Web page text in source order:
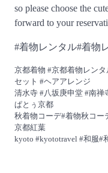
so please choose the
forward to your
#着物レンタル#着物
京都着物 #京都着物レン
セット #ヘアアレンジ
清水寺 #八坂庚申堂 #南禅
ぱとぅ京都
秋着物コーデ#着物秋コー
京都紅葉
kyoto #kyototravel #和服#